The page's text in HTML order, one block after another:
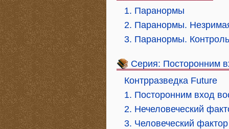
1. Паранормы
2. Паранормы.
3. Паранормы.
Серия: Посторонним
Контрразведка Future
1. Посторонним вход
2. Нечеловеческий
3. Человеческий фактор